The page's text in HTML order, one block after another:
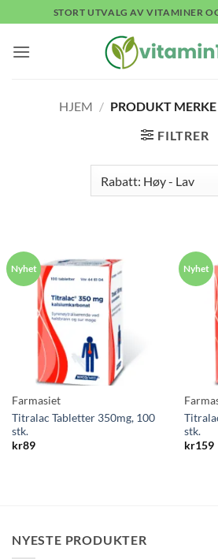
to
content
STORT UTVALG AV VITAMINER
HJEM / PRODUKT MERKE
FILTRER
Farmasiet
Titralac Tabletter 350mg, 100
stk.
kr89
stk.
kr159
NYESTE PRODUKTER